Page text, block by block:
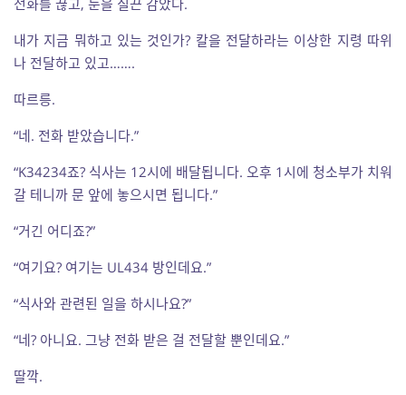
전화를 끊고, 눈을 질끈 감았다.
내가 지금 뭐하고 있는 것인가? 칼을 전달하라는 이상한 지령 따위
나 전달하고 있고…….
따르릉.
“네. 전화 받았습니다.”
“K34234죠? 식사는 12시에 배달됩니다. 오후 1시에 청소부가 치워
갈 테니까 문 앞에 놓으시면 됩니다.”
“거긴 어디죠?”
“여기요? 여기는 UL434 방인데요.”
“식사와 관련된 일을 하시나요?”
“네? 아니요. 그냥 전화 받은 걸 전달할 뿐인데요.”
딸깍.